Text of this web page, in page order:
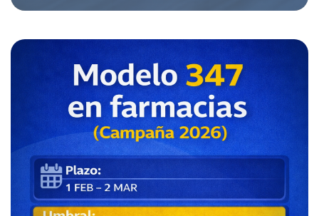
Modelo 347 en farmacias (campaña 2026)